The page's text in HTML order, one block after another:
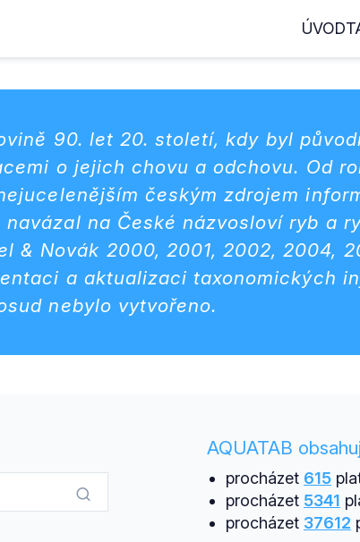
ÚVOD
90. let 20. století, kdy byl
o jejich chovu a odchovu. Od
českým zdrojem
na České názvosloví ryb a
& Novák 2000, 2001, 2002, 2004,
a aktualizaci taxonomických
nebylo vytvořeno.
AQUATAB
procházet 615
procházet 5341
procházet 37612